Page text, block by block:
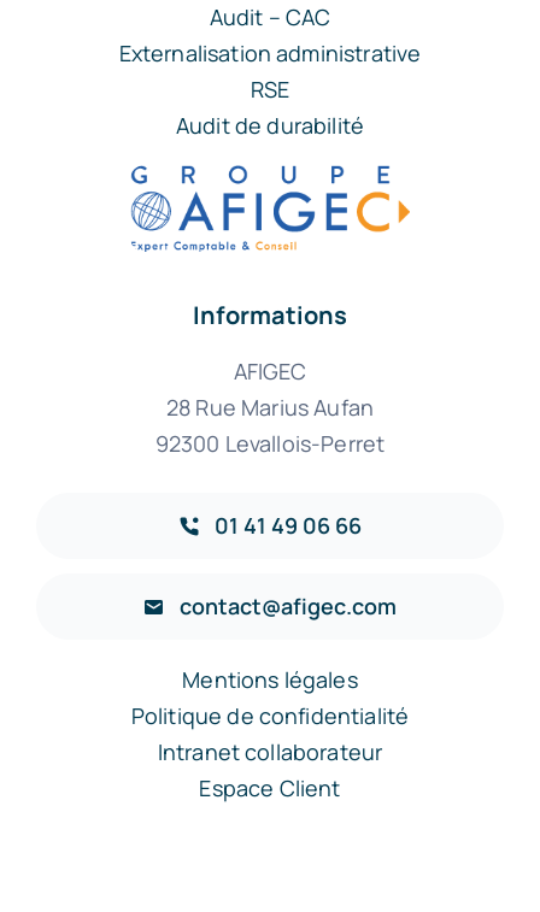
Audit – CAC
Externalisation administrative
RSE
Audit de durabilité
Informations
AFIGEC
28 Rue Marius Aufan
92300 Levallois-Perret
01 41 49 06 66
contact@afigec.com
Mentions légales
Politique de confidentialité
Intranet collaborateur
Espace Client